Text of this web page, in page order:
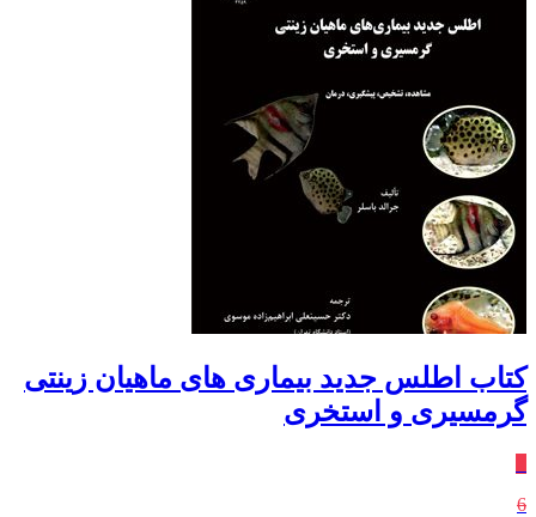
کتاب اطلس جدید بیماری های ماهیان زینتی
گرمسیری و استخری
6